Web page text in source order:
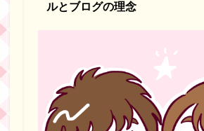
ルとブログの理念